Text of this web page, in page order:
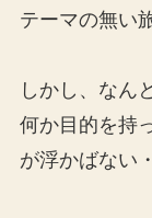
テーマの無い
しかし、なん
何か目的を持
が浮かばない